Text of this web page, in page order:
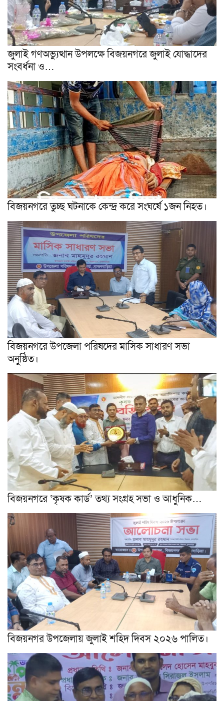
জুলাই গণঅভ্যুত্থান উপলক্ষে বিজয়নগরে জুলাই যোদ্ধাদের
সংবর্ধনা ও…
বিজয়নগরে তুচ্ছ ঘটনাকে কেন্দ্র করে সংঘর্ষে ১জন নিহত।
বিজয়নগরে উপজেলা পরিষদের মাসিক সাধারণ সভা
অনুষ্ঠিত।
বিজয়নগরে ‘কৃষক কার্ড’ তথ্য সংগ্রহ সভা ও আধুনিক…
বিজয়নগর উপজেলায় জুলাই শহিদ দিবস ২০২৬ পালিত।